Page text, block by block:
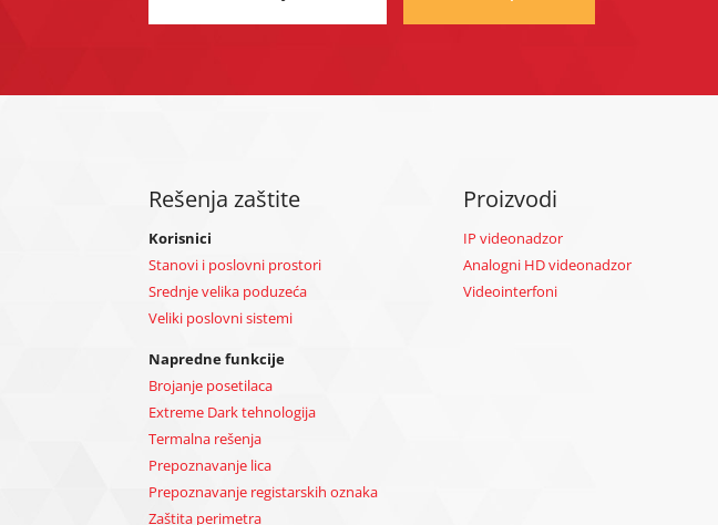
Rešenja zaštite
Korisnici
Stanovi i poslovni prostori
Srednje velika poduzeća
Veliki poslovni sistemi
Napredne funkcije
Brojanje posetilaca
Extreme Dark tehnologija
Termalna rešenja
Prepoznavanje lica
Prepoznavanje registarskih oznaka
Zaštita perimetra
Proizvodi
IP videonadzor
Analogni HD videonadzor
Videointerfoni